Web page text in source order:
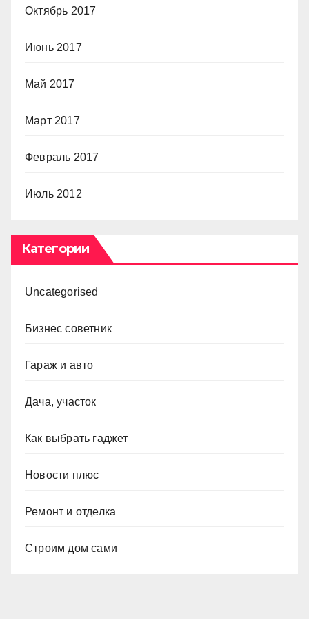
Октябрь 2017
Июнь 2017
Май 2017
Март 2017
Февраль 2017
Июль 2012
Категории
Uncategorised
Бизнес советник
Гараж и авто
Дача, участок
Как выбрать гаджет
Новости плюс
Ремонт и отделка
Строим дом сами